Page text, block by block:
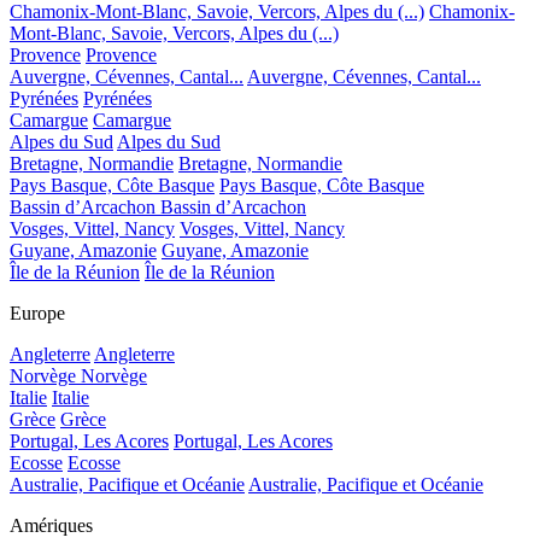
Chamonix-Mont-Blanc, Savoie, Vercors, Alpes du (...) Chamonix-
Mont-Blanc, Savoie, Vercors, Alpes du (...)
Provence Provence
Auvergne, Cévennes, Cantal... Auvergne, Cévennes, Cantal...
Pyrénées Pyrénées
Camargue Camargue
Alpes du SudAlpes du Sud
Bretagne, Normandie Bretagne, Normandie
Pays Basque, Côte Basque Pays Basque, Côte Basque
Bassin d’Arcachon Bassin d’Arcachon
Vosges, Vittel, Nancy Vosges, Vittel, Nancy
Guyane, Amazonie Guyane, Amazonie
Île de la Réunion Île de la Réunion
Europe
AngleterreAngleterre
Norvège Norvège
Italie Italie
Grèce Grèce
Portugal, Les Acores Portugal, Les Acores
Ecosse Ecosse
Australie, Pacifique et OcéanieAustralie, Pacifique et Océanie
Amériques